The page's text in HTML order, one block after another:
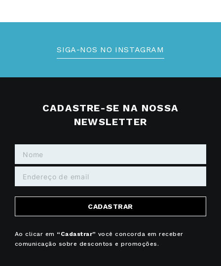
SIGA-NOS NO INSTAGRAM
CADASTRE-SE NA NOSSA
NEWSLETTER
CADASTRAR
Ao clicar em “Cadastrar” você concorda em receber
comunicação sobre descontos e promoções.